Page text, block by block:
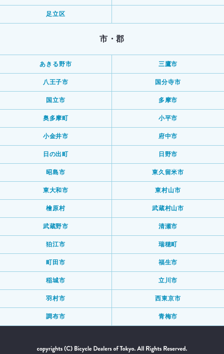
足立区
市・郡
あきる野市 三鷹市
八王子市 国分寺市
国立市 多摩市
奥多摩町 小平市
小金井市 府中市
日の出町 日野市
昭島市 東久留米市
東大和市 東村山市
檜原村 武蔵村山市
武蔵野市 清瀬市
狛江市 瑞穂町
町田市 福生市
稲城市 立川市
羽村市 西東京市
調布市 青梅市